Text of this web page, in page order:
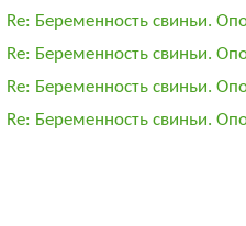
Re: Беременность свиньи.
Re: Беременность свиньи.
Re: Беременность свиньи.
Re: Беременность свиньи.